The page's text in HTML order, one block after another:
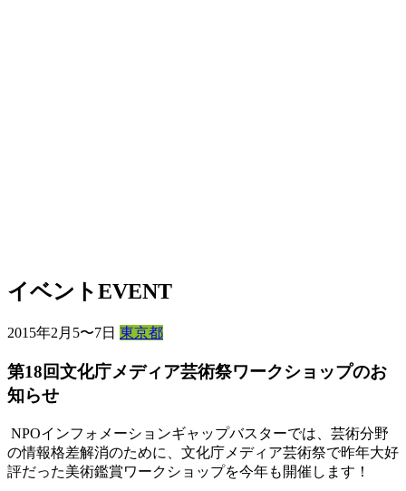
イベントEVENT
2015年2月5〜7日 東京都
第18回文化庁メディア芸術祭ワークショップのお
知らせ
NPOインフォメーションギャップバスターでは、芸術分野
の情報格差解消のために、文化庁メディア芸術祭で昨年大好
評だった美術鑑賞ワークショップを今年も開催します！